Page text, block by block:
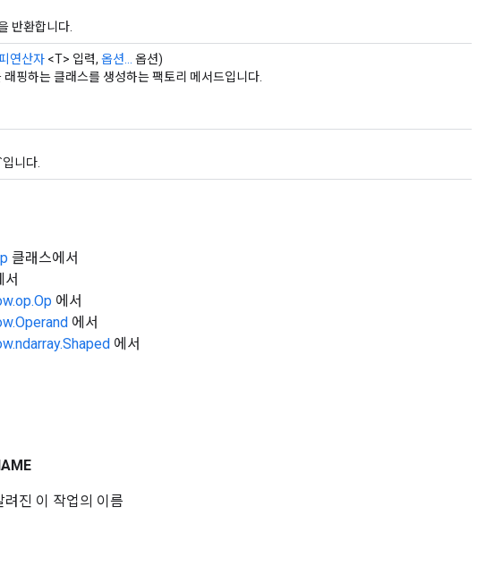
반환합니다.
연산자 <T> 입력, 옵션...
옵션)
핑하는 클래스를 생성하는 팩토리 메서드입니다.
니다.
클래스에서
서
에서
에서
에서
진 이 작업의 이름